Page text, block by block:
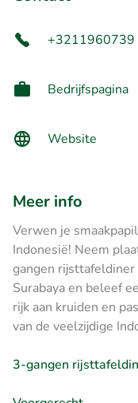
+3211960739
Bedrijfspagina
Website
Meer info
Verwen je
Indonesië! Neem
gangen
Surabaya en beleef
rijk aan kruiden en
van de veelzijdige
3-gangen